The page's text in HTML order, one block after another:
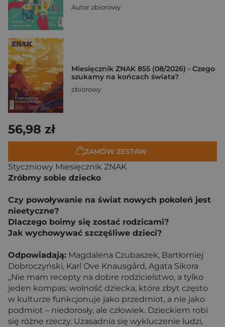
Autor zbiorowy
Miesięcznik ZNAK 855 (08/2026) - Czego
szukamy na końcach świata?
zbiorowy
56,98 zł
ZAMÓW ZESTAW
Styczniowy Miesięcznik ZNAK
Zróbmy sobie dziecko
Czy powoływanie na świat nowych pokoleń jest
nieetyczne?
Dlaczego boimy się zostać rodzicami?
Jak wychowywać szczęśliwe dzieci?
Odpowiadają: Magdalena Czubaszek, Bartłomiej
Dobroczyński, Karl Ove Knausgård, Agata Sikora
„Nie mam recepty na dobre rodzicielstwo, a tylko
jeden kompas: wolność dziecka, które zbyt często
w kulturze funkcjonuje jako przedmiot, a nie jako
podmiot – niedorosły, ale człowiek. Dzieckiem robi
się różne rzeczy. Uzasadnia się wykluczenie ludzi,